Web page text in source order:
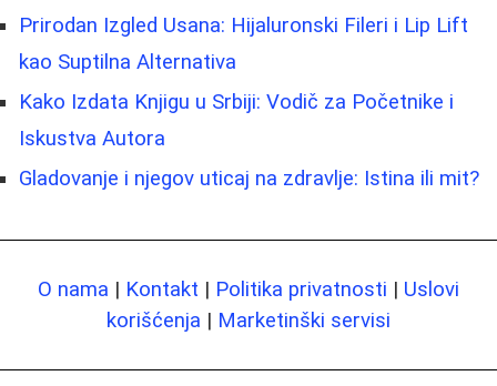
Prirodan Izgled Usana: Hijaluronski Fileri i Lip Lift
kao Suptilna Alternativa
Kako Izdata Knjigu u Srbiji: Vodič za Početnike i
Iskustva Autora
Gladovanje i njegov uticaj na zdravlje: Istina ili mit?
O nama | Kontakt | Politika privatnosti | Uslovi
korišćenja | Marketinški servisi